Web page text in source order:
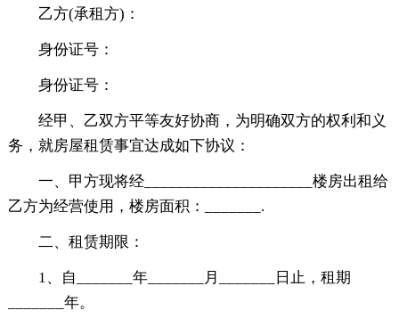
乙方(承租方)：
身份证号：
身份证号：
经甲、乙双方平等友好协商，为明确双方的权利和义
务，就房屋租赁事宜达成如下协议：
一、甲方现将经_____________________楼房出租给
乙方为经营使用，楼房面积：_______.
二、租赁期限：
1、自_______年_______月_______日止，租期
_______年。